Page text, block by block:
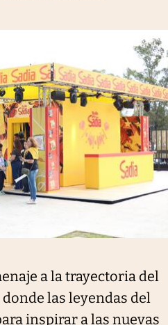
a la trayectoria del
las leyendas del
inspirar a las nuevas